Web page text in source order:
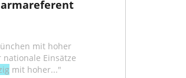
mit hoher
Einsätze
mit hoher..."